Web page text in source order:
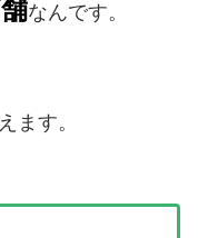
なんです。
ます。